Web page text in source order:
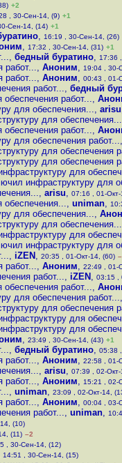
+2
, 30-Сен-14, (9) +1
Сен-14, (14) +1
, 16:19 , 30-Сен-14, (26)
, 17:32 , 30-Сен-14, (31) +1
, бедный буратино, 17:36
работ..., Аноним, 19:04 , 30-
работ..., Аноним, 00:43 , 01-
работ..., бедный
работ...,
для обеспечения..., arisu
для обеспечения...
работ...,
для обеспечения работ...,
для обеспечения
для обеспечения
для
инфраструктуру для
, arisu, 07:16 , 01-
обеспечения..., uniman,
для обеспечения...,
для обеспечения...
для
инфраструктуру для
, iZEN , 20:35 , 01-Окт-14, (60)
работ..., Аноним, 22:49 , 01-
работ..., iZEN , 03:15 ,
работ...,
для обеспечения работ...,
для обеспечения
для
для
, 23:49 , 30-Сен-14, (43) +1
, бедный буратино, 05:38
работ..., Аноним, 22:58 , 01-
, arisu, 07:39 , 02-
работ..., Аноним, 15:21 , 02-
, uniman, 23:09 , 02-Окт-14,
работ..., Аноним, 00:04 , 03-
работ..., uniman,
(10)
(11) –2
, 30-Сен-14, (12)
14:51 , 30-Сен-14, (15)